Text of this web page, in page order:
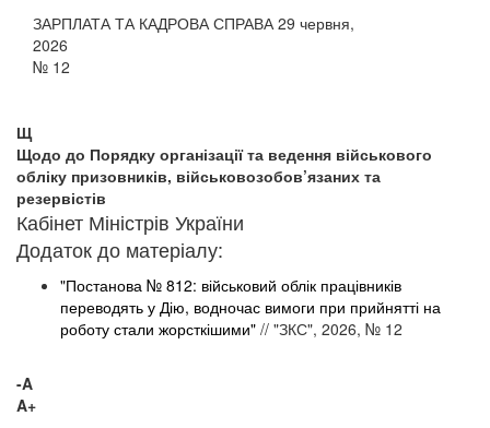
ЗАРПЛАТА ТА КАДРОВА СПРАВА29 червня,
2026
№ 12
Щ
Щодо до Порядку організації та ведення військового
обліку призовників, військовозобов’язаних та
резервістів
Кабінет Міністрів України
Додаток до матеріалу:
"Постанова № 812: військовий облік працівників
переводять у Дію, водночас вимоги при прийнятті на
роботу стали жорсткішими" // "ЗКС", 2026, № 12
-A
A+